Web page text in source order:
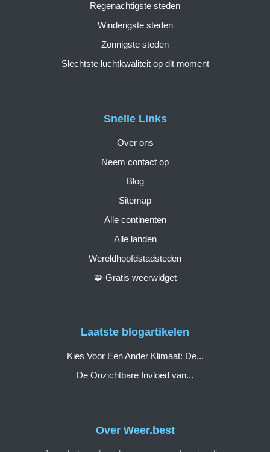
Over Weer.best
Snelle Links
Over ons
Neem contact op
Blog
Sitemap
Alle continenten
Alle landen
Wereldhoofdstadsteden
🧩 Gratis weerwidget
Regenachtigste steden
Winderigste steden
Zonnigste steden
Slechtste luchtkwaliteit op dit moment
Laatste blogartikelen
Kies Voor Een Ander Klimaat: De...
De Onzichtbare Invloed van...